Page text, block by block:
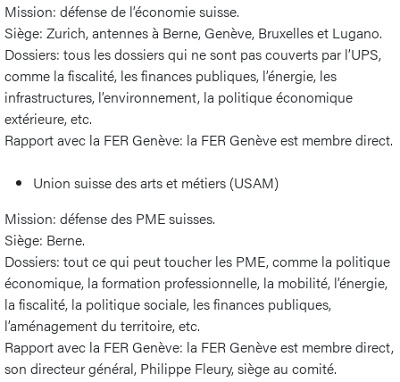
Mission: défense de l’économie suisse.
Siège: Zurich, antennes à Berne, Genève, Bruxelles et Lugano.
Dossiers: tous les dossiers qui ne sont pas couverts par l’UPS,
comme la fiscalité, les finances publiques, l’énergie, les
infrastructures, l’environnement, la politique économique
extérieure, etc.
Rapport avec la FER Genève: la FER Genève est membre direct.
Union suisse des arts et métiers (USAM)
Mission: défense des PME suisses.
Siège: Berne.
Dossiers: tout ce qui peut toucher les PME, comme la politique
économique, la formation professionnelle, la mobilité, l’énergie,
la fiscalité, la politique sociale, les finances publiques,
l’aménagement du territoire, etc.
Rapport avec la FER Genève: la FER Genève est membre direct,
son directeur général, Philippe Fleury, siège au comité.